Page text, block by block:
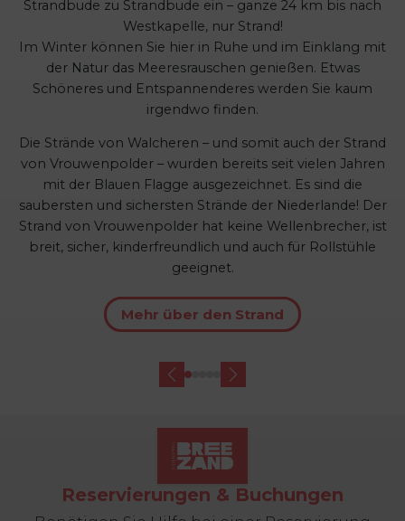
Strandbude zu Strandbude ein – ganze 24 km bis nach
Westkapelle, nur Strand!
Im Winter können Sie hier in Ruhe und im Einklang mit
der Natur das Meeresrauschen genießen. Etwas
Schöneres und Entspannenderes werden Sie kaum
irgendwo finden.
Die Strände von Walcheren – und somit auch der Strand
von Vrouwenpolder – wurden bereits seit vielen Jahren
mit der Blauen Flagge ausgezeichnet. Es sind die
saubersten und sichersten Strände der Niederlande! Der
Strand von Vrouwenpolder hat keine Wellenbrecher, ist
breit, sicher, kinderfreundlich und auch für Rollstühle
geeignet.
Mehr über den Strand
Reservierungen & Buchungen